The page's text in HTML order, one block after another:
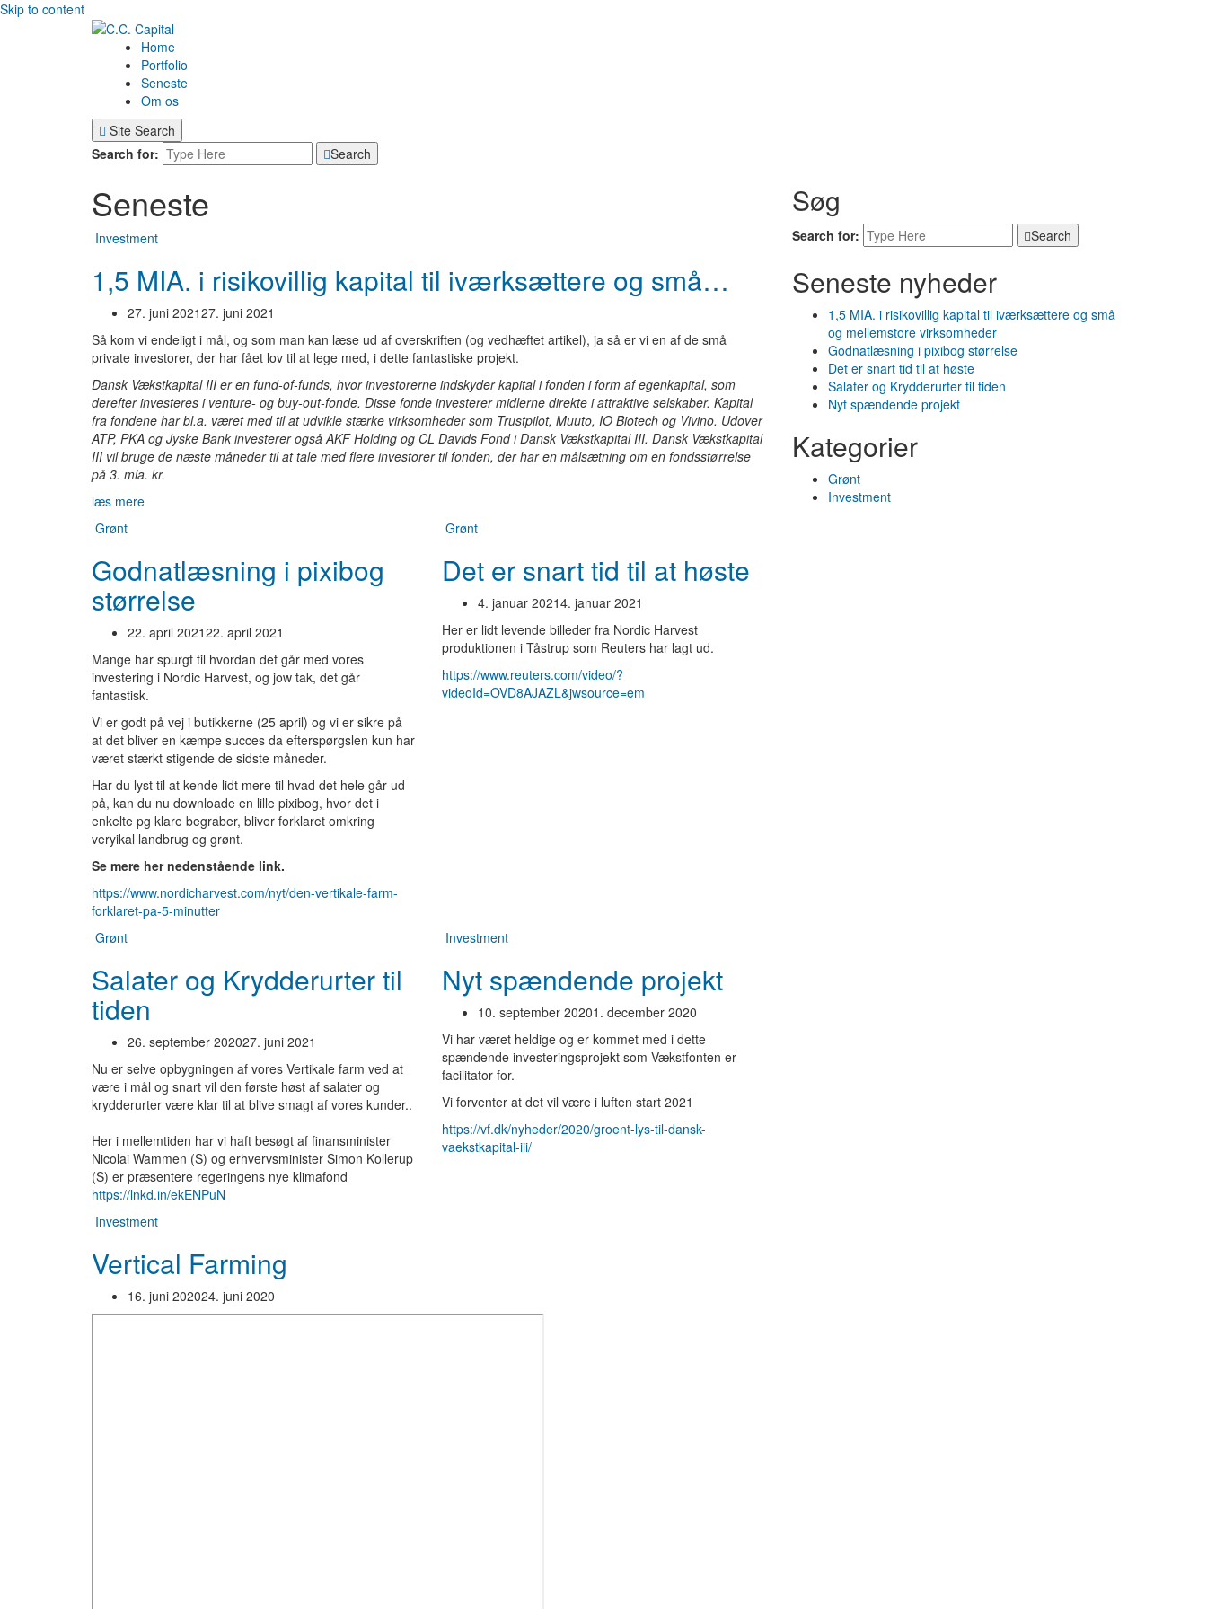
Skip to content
Home
Portfolio
Seneste
Om os
Site Search
Search for:
Search
Seneste
Investment
1,5 MIA. i risikovillig kapital til iværksættere og små…
27. juni 202127. juni 2021
Så kom vi endeligt i mål, og som man kan læse ud af overskriften (og vedhæftet artikel), ja så er vi en af de små
private investorer, der har fået lov til at lege med, i dette fantastiske projekt.
Dansk Vækstkapital III er en fund-of-funds, hvor investorerne indskyder kapital i fonden i form af egenkapital, som
derefter investeres i venture- og buy-out-fonde. Disse fonde investerer midlerne direkte i attraktive selskaber. Kapital
fra fondene har bl.a. været med til at udvikle stærke virksomheder som Trustpilot, Muuto, IO Biotech og Vivino. Udover
ATP, PKA og Jyske Bank investerer også AKF Holding og CL Davids Fond i Dansk Vækstkapital III. Dansk Vækstkapital
III vil bruge de næste måneder til at tale med flere investorer til fonden, der har en målsætning om en fondsstørrelse
på 3. mia. kr.
læs mere
Grønt
Godnatlæsning i pixibog
størrelse
22. april 202122. april 2021
Mange har spurgt til hvordan det går med vores
investering i Nordic Harvest, og jow tak, det går
fantastisk.
Vi er godt på vej i butikkerne (25 april) og vi er sikre på
at det bliver en kæmpe succes da efterspørgslen kun har
været stærkt stigende de sidste måneder.
Har du lyst til at kende lidt mere til hvad det hele går ud
på, kan du nu downloade en lille pixibog, hvor det i
enkelte pg klare begraber, bliver forklaret omkring
veryikal landbrug og grønt.
Se mere her nedenstående link.
https://www.nordicharvest.com/nyt/den-vertikale-farm-
forklaret-pa-5-minutter
Grønt
Det er snart tid til at høste
4. januar 20214. januar 2021
Her er lidt levende billeder fra Nordic Harvest
produktionen i Tåstrup som Reuters har lagt ud.
https://www.reuters.com/video/?
videoId=OVD8AJAZL&jwsource=em
Grønt
Salater og Krydderurter til
tiden
26. september 202027. juni 2021
Nu er selve opbygningen af vores Vertikale farm ved at
være i mål og snart vil den første høst af salater og
krydderurter være klar til at blive smagt af vores kunder..
Her i mellemtiden har vi haft besøgt af finansminister
Nicolai Wammen (S) og erhvervsminister Simon Kollerup
(S) er præsentere regeringens nye klimafond
https://lnkd.in/ekENPuN
Investment
Nyt spændende projekt
10. september 20201. december 2020
Vi har været heldige og er kommet med i dette
spændende investeringsprojekt som Vækstfonten er
facilitator for.
Vi forventer at det vil være i luften start 2021
https://vf.dk/nyheder/2020/groent-lys-til-dansk-
vaekstkapital-iii/
Investment
Vertical Farming
16. juni 202024. juni 2020
Søg
Search for: Search
Seneste nyheder
1,5 MIA. i risikovillig kapital til iværksættere og små
og mellemstore virksomheder
Godnatlæsning i pixibog størrelse
Det er snart tid til at høste
Salater og Krydderurter til tiden
Nyt spændende projekt
Kategorier
Grønt
Investment